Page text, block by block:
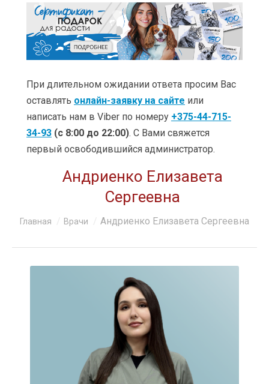
ГЛАВНАЯ
УСЛУГИ
ЦЕНЫ
ОБУЧЕНИЕ
КЛИЕНТАМ
О КОМПАНИИ
При длительном ожидании ответа просим Вас
оставлять онлайн-заявку на сайте или
написать нам в Viber по номеру +375-44-715-
34-93 (с 8:00 до 22:00). С Вами свяжется
первый освободившийся администратор.
Андриенко Елизавета
Сергеевна
Вы здесь:
Главная Врачи Андриенко Елизавета Сергеевна